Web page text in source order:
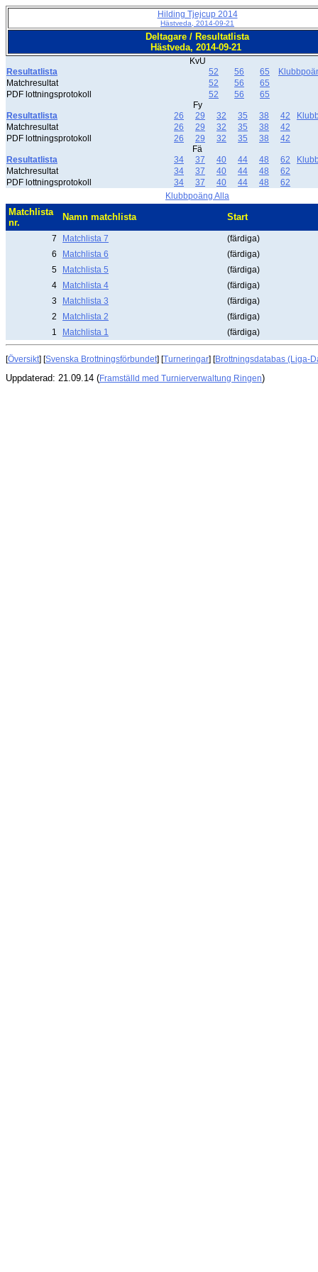
Hilding Tjejcup 2014
Hästveda, 2014-09-21
Deltagare / Resultatlista
Hästveda, 2014-09-21
KvU
Resultatlista
52 56 65
Matchresultat
52 56
65
PDF lottningsprotokoll
52 56
65
Fy
Resultatlista
26 29 32 35 38 42
Matchresultat
26 29 32 35 38
42
PDF lottningsprotokoll
26 29 32 35 38
42
Fä
Resultatlista
34 37 40 44 48 62
Matchresultat
34 37 40 44 48
62
PDF lottningsprotokoll
34 37 40 44 48
62
Klubbpoäng Alla
Matchlista
nr.
Namn matchlista Start
7 Matchlista 7
(färdiga)
6
Matchlista 6
(färdiga)
5
Matchlista 5
(färdiga)
4
Matchlista 4
(färdiga)
3
Matchlista 3
(färdiga)
2
Matchlista 2
(färdiga)
1
Matchlista 1 (färdiga)
[Översikt] [Svenska Brottningsförbundet] [Turneringar] [Brottningsdatabas (Liga-
Uppdaterad: 21.09.14 (Framställd med Turnierverwaltung Ringen)